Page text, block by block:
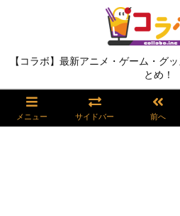
【コラボ】最新アニメ・ゲーム・グ
とめ！
メニュー サイドバー 前へ